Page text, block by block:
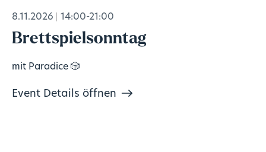
8.11.2026 14:00-21:00
Brettspielsonntag
mit Paradice 🎲
Event Details öffnen